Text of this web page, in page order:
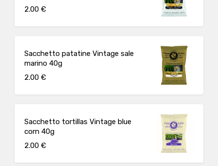
2.00 €
Sacchetto patatine Vintage sale
marino 40g
2.00 €
Sacchetto tortillas Vintage blue
corn 40g
2.00 €